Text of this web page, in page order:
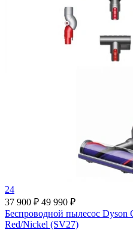
24
37 900 ₽ 49 990 ₽
Беспроводной пылесос Dyson
Red/Nickel (SV27)